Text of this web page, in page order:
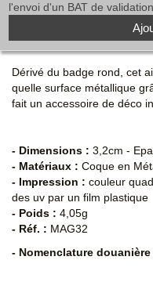
l'envoi d'un BAT de
Dérivé du badge rond, cet
quelle surface métallique
fait un accessoire de déco
- Dimensions : 3,2cm -
- Matériaux : Coque en
- Impression : couleur
des uv par un film plastique
- Poids : 4,05g
- Réf. : MAG32
- Nomenclature douanière